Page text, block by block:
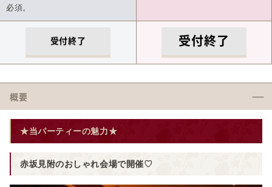
必須。
受付終了 受付終了
概要
★当パーティーの魅力★
赤坂見附のおしゃれ会場で開催♡